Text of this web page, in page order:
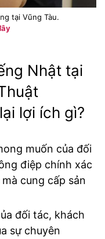
Nhật tại
lợi ích gì?
muốn của đối
điệp chính xác
cung cấp sản
đối tác, khách
sự chuyên
tại Vũng Tàu.